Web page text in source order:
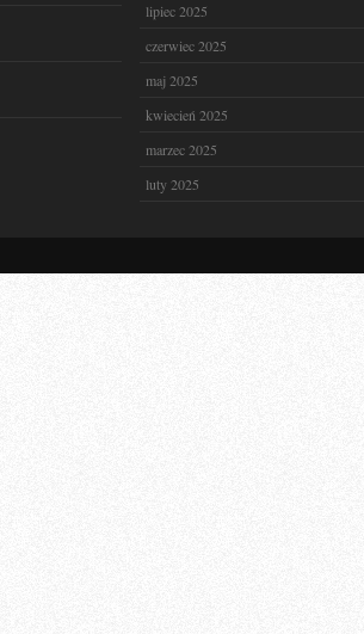
lipiec 2025
czerwiec 2025
maj 2025
kwiecień 2025
marzec 2025
luty 2025